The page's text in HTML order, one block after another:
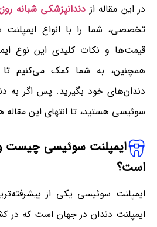
در این مقاله از دندانپزشکی شبانه
تخصصی، شما را با انواع ایمپلنت
قیمت‌ها و نکات کلیدی این نوع
همچنین، به شما کمک می‌کنیم تا
دندان‌های خود بگیرید. پس اگر به
سوئیسی هستید، تا انتهای این مقاله
ایمپلنت سوئیسی چیست
است؟
ایمپلنت سوئیسی یکی از
ایمپلنت دندان در جهان است که